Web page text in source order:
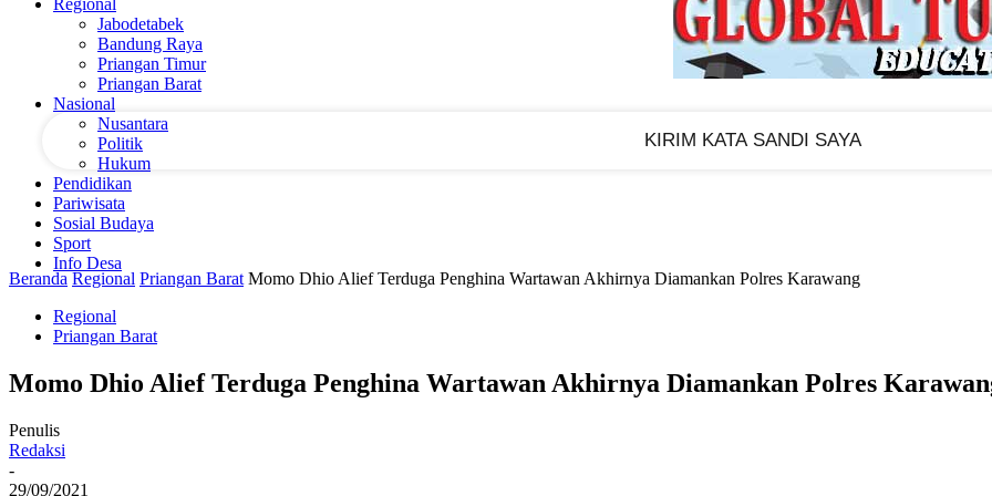
Regional
Jabodetabek
Bandung Raya
Priangan Timur
Priangan Barat
Nasional
Nusantara
Politik
Hukum
Pendidikan
Pariwisata
Sosial Budaya
Sport
Info Desa
Beranda Regional Priangan Barat Momo Dhio Alief Terduga Penghina Wartawan Akhirnya Diamankan Polres Karawang
Regional
Priangan Barat
Momo Dhio Alief Terduga Penghina Wartawan Akhirnya Diamankan Polres
Penulis
Redaksi
-
29/09/2021